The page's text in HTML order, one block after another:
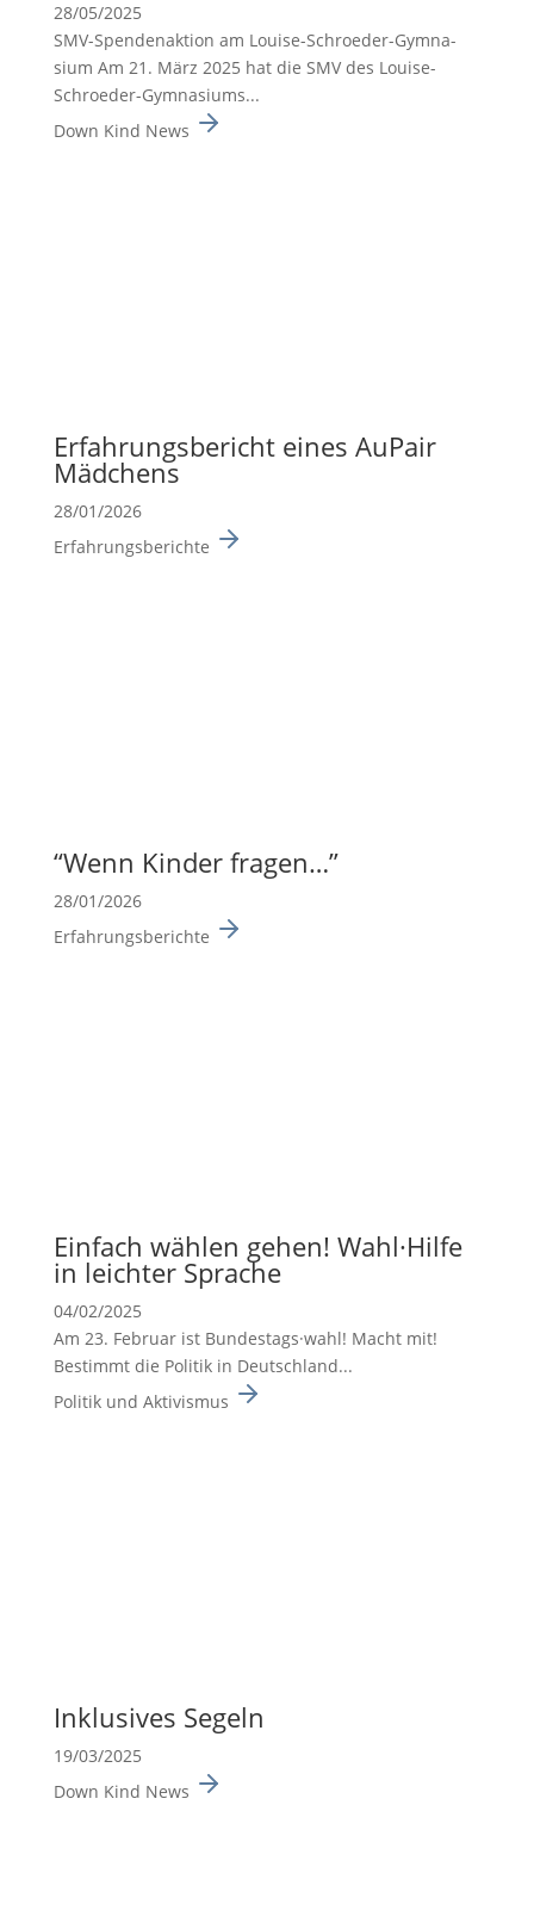
28/05/2025
SMV-Spenden­ak­tion am Louise-Schroeder-Gymna­
sium Am 21. März 2025 hat die SMV des Louise-
Schroeder-Gymna­siums...
Down Kind News
Erfah­rungs­be­richt eines AuPair
Mädchens
28/01/2026
Erfahrungsberichte
“Wenn Kinder fragen…”
28/01/2026
Erfahrungsberichte
Einfach wählen gehen! Wahl·Hilfe
in leichter Sprache
04/02/2025
Am 23. Februar ist Bundes­tags·wahl! Macht mit!
Bestimmt die Politik in Deutsch­land...
Politik und Aktivismus
Inklu­sives Segeln
19/03/2025
Down Kind News